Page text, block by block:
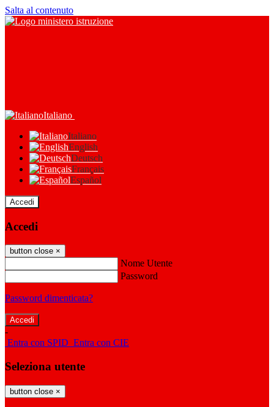
Salta al contenuto
Italiano
Italiano
English
Deutsch
Français
Español
Accedi
Accedi
button close ×
Nome Utente
Password
Password dimenticata?
-
Entra con SPID Entra con CIE
Seleziona utente
button close ×